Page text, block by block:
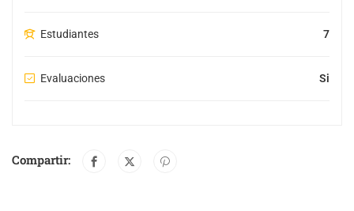
Estudiantes 7
Evaluaciones Si
Compartir: